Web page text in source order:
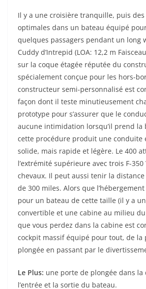
Il y a une croisière tranquille, puis
optimales dans un bateau équipé
quelques passagers pendant un long
Cuddy d’Intrepid (LOA: 12,2 m
sur la coque étagée réputée du
spécialement conçue pour les hors-
constructeur semi-personnalisé est
façon dont il teste minutieusement
prototype pour s’assurer que le
aucune intimidation lorsqu’il prend la
cette procédure produit une conduite
solide, mais rapide et légère. Le 400
l’extrémité supérieure avec trois F-350
chevaux. Il peut aussi tenir la
de 300 miles. Alors que
pour un bateau de cette taille (il y a
convertible et une cabine au milieu du
que vous perdez dans la cabine est
cockpit massif équipé pour tout, de la
plongée en passant par le
Le Plus: une porte de plongée dans la
l’entrée et la sortie du bateau.